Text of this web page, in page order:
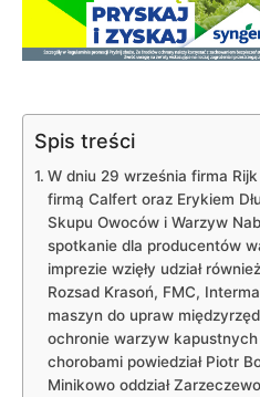
Spis treści
W dniu 29 września firma
firmą Calfert oraz Erykiem
Skupu Owoców i Warzyw
spotkanie dla producentów
imprezie wzięły udział
Rozsad Krasoń, FMC,
maszyn do upraw
ochronie warzyw
chorobami powiedział Piotr
Minikowo oddział